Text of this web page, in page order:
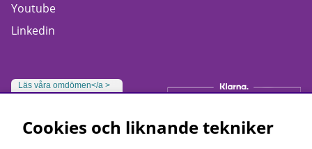
Youtube
Linkedin
Läs våra omdömen</a >
Cookies och liknande tekniker